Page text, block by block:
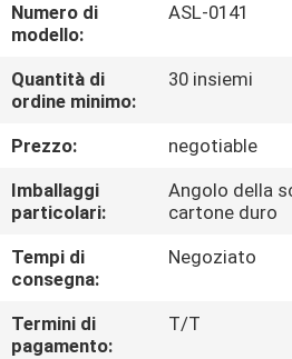
CONTROLLO
DI
QUALITÀ
CONTATTICI
RICHIEDA
UNA
CITAZIONE
Numero di
modello:
ASL-0141
Quantità di
ordine minimo:
30 insiemi
Prezzo:
negotiable
Imballaggi
particolari:
Angolo della
cartone duro
Tempi di
consegna:
Negoziato
Termini di
pagamento:
T/T